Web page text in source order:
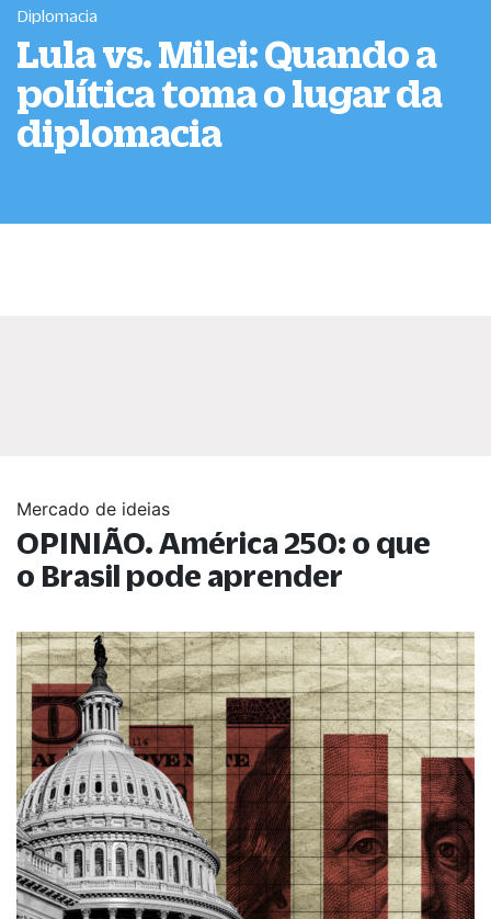
Diplomacia
Lula vs. Milei: Quando a
política toma o lugar da
diplomacia
Mercado de ideias
OPINIÃO. América 250: o que
o Brasil pode aprender